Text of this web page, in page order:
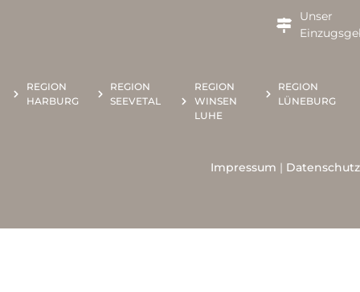
Unser
REGION
HARBURG
REGION
SEEVETAL
REGION
WINSEN
LUHE
REGION
LÜNEBURG
Impressum | Datenschutz